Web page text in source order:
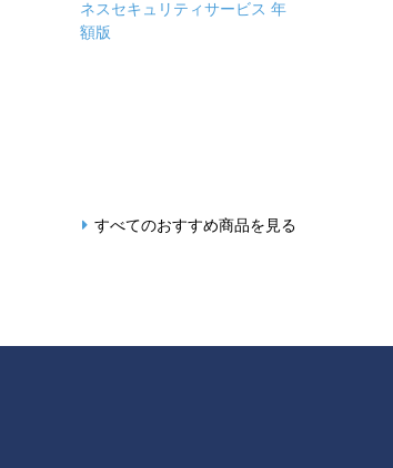
ネスセキュリティサービス 年
額版
すべてのおすすめ商品を見る